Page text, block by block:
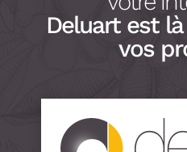
Deluart est
vos